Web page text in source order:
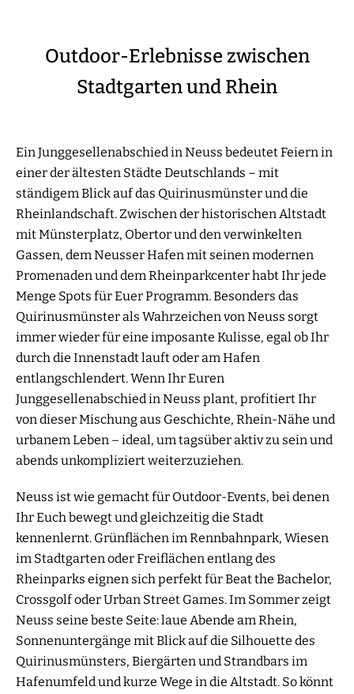
Outdoor-Erlebnisse zwischen
Stadtgarten und Rhein
Ein Junggesellenabschied in Neuss bedeutet Feiern in
einer der ältesten Städte Deutschlands – mit
ständigem Blick auf das Quirinusmünster und die
Rheinlandschaft. Zwischen der historischen Altstadt
mit Münsterplatz, Obertor und den verwinkelten
Gassen, dem Neusser Hafen mit seinen modernen
Promenaden und dem Rheinparkcenter habt Ihr jede
Menge Spots für Euer Programm. Besonders das
Quirinusmünster als Wahrzeichen von Neuss sorgt
immer wieder für eine imposante Kulisse, egal ob Ihr
durch die Innenstadt lauft oder am Hafen
entlangschlendert. Wenn Ihr Euren
Junggesellenabschied in Neuss plant, profitiert Ihr
von dieser Mischung aus Geschichte, Rhein-Nähe und
urbanem Leben – ideal, um tagsüber aktiv zu sein und
abends unkompliziert weiterzuziehen.
Neuss ist wie gemacht für Outdoor-Events, bei denen
Ihr Euch bewegt und gleichzeitig die Stadt
kennenlernt. Grünflächen im Rennbahnpark, Wiesen
im Stadtgarten oder Freiflächen entlang des
Rheinparks eignen sich perfekt für Beat the Bachelor,
Crossgolf oder Urban Street Games. Im Sommer zeigt
Neuss seine beste Seite: laue Abende am Rhein,
Sonnenuntergänge mit Blick auf die Silhouette des
Quirinusmünsters, Biergärten und Strandbars im
Hafenumfeld und kurze Wege in die Altstadt. So könnt